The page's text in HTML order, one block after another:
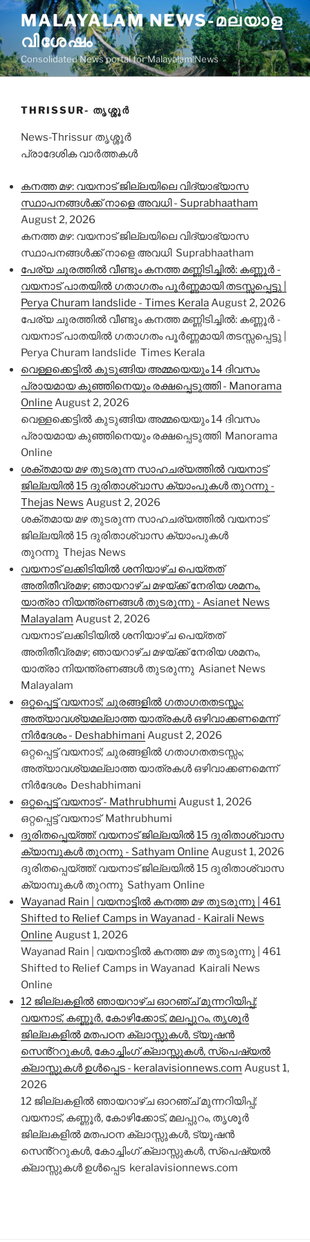
Skip
content
MALAYALAM NEWS-മലയാള
വിശേഷം
Consolidated News portal for Malayalam News
THRISSUR- തൃശ്ശൂര്‍
News-Thrissur തൃശ്ശൂര്‍
പ്രാദേശിക വാർത്തകൾ
കനത്ത മഴ: വയനാട് ജില്ലയിലെ വിദ്യാഭ്യാസ
സ്ഥാപനങ്ങൾക്ക് നാളെ അവധി - Suprabhaatham
August 2, 2026
കനത്ത മഴ: വയനാട് ജില്ലയിലെ വിദ്യാഭ്യാസ
സ്ഥാപനങ്ങൾക്ക് നാളെ അവധി Suprabhaatham
പേര്യ ചുരത്തിൽ വീണ്ടും കനത്ത മണ്ണിടിച്ചിൽ: കണ്ണൂർ -
വയനാട് പാതയിൽ ഗതാഗതം പൂർണ്ണമായി തടസ്സപ്പെട്ടു |
Perya Churam landslide - Times Kerala August 2, 2026
പേര്യ ചുരത്തിൽ വീണ്ടും കനത്ത മണ്ണിടിച്ചിൽ: കണ്ണൂർ -
വയനാട് പാതയിൽ ഗതാഗതം പൂർണ്ണമായി തടസ്സപ്പെട്ടു |
Perya Churam landslide Times Kerala
വെള്ളക്കെട്ടിൽ കുടുങ്ങിയ അമ്മയെയും 14 ദിവസം
പ്രായമായ കുഞ്ഞിനെയും രക്ഷപ്പെടുത്തി - Manorama
Online August 2, 2026
വെള്ളക്കെട്ടിൽ കുടുങ്ങിയ അമ്മയെയും 14 ദിവസം
പ്രായമായ കുഞ്ഞിനെയും രക്ഷപ്പെടുത്തി Manorama
Online
ശക്തമായ മഴ തുടരുന്ന സാഹചര്യത്തില്‍ വയനാട്
ജില്ലയില്‍ 15 ദുരിതാശ്വാസ ക്യാംപുകള്‍ തുറന്നു -
Thejas News August 2, 2026
ശക്തമായ മഴ തുടരുന്ന സാഹചര്യത്തില്‍ വയനാട്
ജില്ലയില്‍ 15 ദുരിതാശ്വാസ ക്യാംപുകള്‍
തുറന്നു Thejas News
വയനാട് ലക്കിടിയിൽ ശനിയാഴ്ച പെയ്തത്
അതിതീവ്രമഴ; ഞായറാഴ്ച മഴയ്ക്ക് നേരിയ ശമനം,
യാത്രാ നിയന്ത്രണങ്ങൾ തുടരുന്നു - Asianet News
Malayalam August 2, 2026
വയനാട് ലക്കിടിയിൽ ശനിയാഴ്ച പെയ്തത്
അതിതീവ്രമഴ; ഞായറാഴ്ച മഴയ്ക്ക് നേരിയ ശമനം,
യാത്രാ നിയന്ത്രണങ്ങൾ തുടരുന്നു Asianet News
Malayalam
ഒറ്റപ്പെട്ട് വയനാട്; ചുരങ്ങളിൽ ഗതാഗതതടസ്സം;
അത്യാവശ്യമല്ലാത്ത യാത്രകൾ ഒഴിവാക്കണമെന്ന്
നിർദേശം - Deshabhimani August 2, 2026
ഒറ്റപ്പെട്ട് വയനാട്; ചുരങ്ങളിൽ ഗതാഗതതടസ്സം;
അത്യാവശ്യമല്ലാത്ത യാത്രകൾ ഒഴിവാക്കണമെന്ന്
നിർദേശം Deshabhimani
ഒറ്റപ്പെട്ട് വയനാട് - Mathrubhumi August 1, 2026
ഒറ്റപ്പെട്ട് വയനാട് Mathrubhumi
ദുരിതപ്പെയ്ത്ത്: വയനാട് ജില്ലയില്‍ 15 ദുരിതാശ്വാസ
ക്യാമ്പുകള്‍ തുറന്നു - Sathyam Online August 1, 2026
ദുരിതപ്പെയ്ത്ത്: വയനാട് ജില്ലയില്‍ 15 ദുരിതാശ്വാസ
ക്യാമ്പുകള്‍ തുറന്നു Sathyam Online
Wayanad Rain | വയനാട്ടിൽ കനത്ത മഴ തുടരുന്നു | 461
Shifted to Relief Camps in Wayanad - Kairali News
Online August 1, 2026
Wayanad Rain | വയനാട്ടിൽ കനത്ത മഴ തുടരുന്നു | 461
Shifted to Relief Camps in Wayanad Kairali News
Online
12 ജില്ലകളിൽ ഞായറാഴ്ച ഓറഞ്ച് മുന്നറിയിപ്പ്;
വയനാട്, കണ്ണൂർ, കോഴിക്കോട്, മലപ്പുറം, തൃശൂർ
ജില്ലകളിൽ മതപഠന ക്ലാസ്സുകൾ, ട്യൂഷൻ
സെൻ്ററുകൾ, കോച്ചിംഗ് ക്ലാസ്സുകൾ, സ്പെഷ്യൽ
ക്ലാസ്സുകൾ ഉൾപ്പെട - keralavisionnews.com August 1,
2026
12 ജില്ലകളിൽ ഞായറാഴ്ച ഓറഞ്ച് മുന്നറിയിപ്പ്;
വയനാട്, കണ്ണൂർ, കോഴിക്കോട്, മലപ്പുറം, തൃശൂർ
ജില്ലകളിൽ മതപഠന ക്ലാസ്സുകൾ, ട്യൂഷൻ
സെൻ്ററുകൾ, കോച്ചിംഗ് ക്ലാസ്സുകൾ, സ്പെഷ്യൽ
ക്ലാസ്സുകൾ ഉൾപ്പെട keralavisionnews.com